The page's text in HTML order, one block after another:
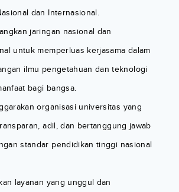
dan Internasional.
jaringan nasional dan
untuk memperluas kerjasama dalam
ilmu pengetahuan dan teknologi
bagi bangsa.
organisasi universitas yang
adil, dan bertanggung jawab
standar pendidikan tinggi nasional
layanan yang unggul dan